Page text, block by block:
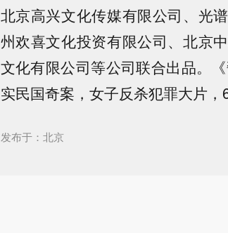
北京高兴文化传媒有限公司、光
州欢喜文化投资有限公司、北京
文化有限公司等公司联合出品。
实民国奇案，女子反杀犯罪大片，
发布于：北京